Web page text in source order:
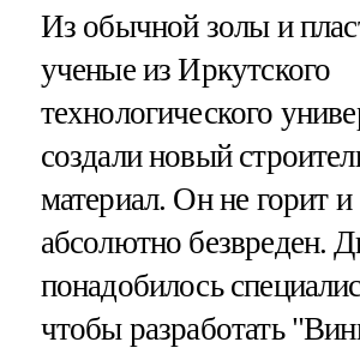
Из обычной золы и
ученые из Иркутского
технологического
создали новый
материал. Он не горит и
абсолютно безвреден.
понадобилось
чтобы разработать